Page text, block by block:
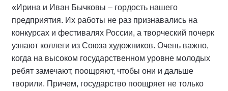
«Ирина и Иван Бычковы – гордость нашего
предприятия. Их работы не раз признавались на
конкурсах и фестивалях России, а творческий почерк
узнают коллеги из Союза художников. Очень важно,
когда на высоком государственном уровне молодых
ребят замечают, поощряют, чтобы они и дальше
творили. Причем, государство поощряет не только